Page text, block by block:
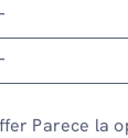
Parece la